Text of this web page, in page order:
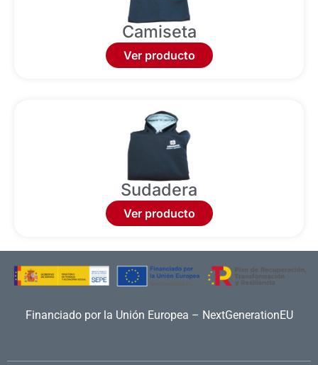
Camiseta
Ver producto
Sudadera
Ver producto
Financiado por la Unión Europea – NextGenerationEU